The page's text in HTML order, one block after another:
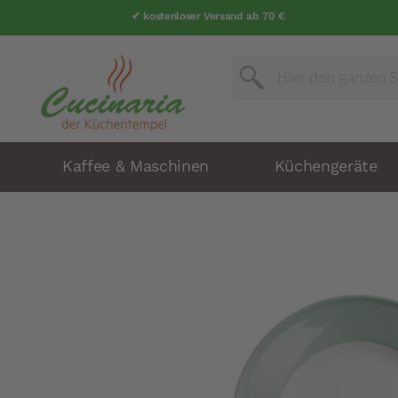
✔ kostenloser Versand ab 70 €
Suche
Kaffee & Maschinen Küchengeräte